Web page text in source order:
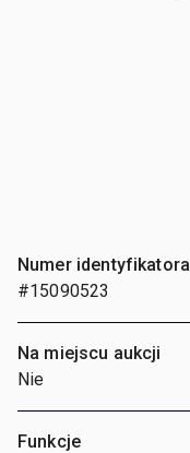
Numer identyfikatora
#15090523
Na miejscu aukcji
Nie
Funkcje